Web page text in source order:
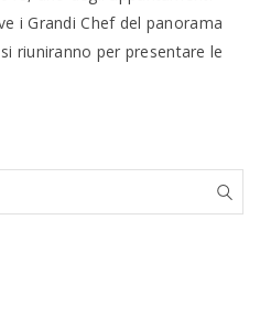
i Grandi Chef del panorama
riuniranno per presentare le